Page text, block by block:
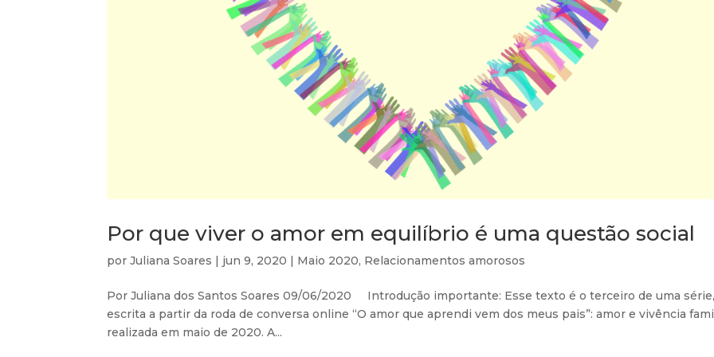
Por que viver o amor em equilíbrio é uma questão social
porJuliana Soares | jun 9, 2020 | Maio 2020, Relacionamentos amorosos
Por Juliana dos Santos Soares 09/06/2020 Introdução importante: Esse texto é o terceiro de uma série,
escrita a partir da roda de conversa online “O amor que aprendi vem dos meus pais”: amor e vivência
realizada em maio de 2020. A...